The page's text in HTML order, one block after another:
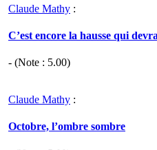
Claude Mathy :
C’est encore la hausse qui
- (Note : 5.00)
Claude Mathy :
Octobre, l’ombre sombre